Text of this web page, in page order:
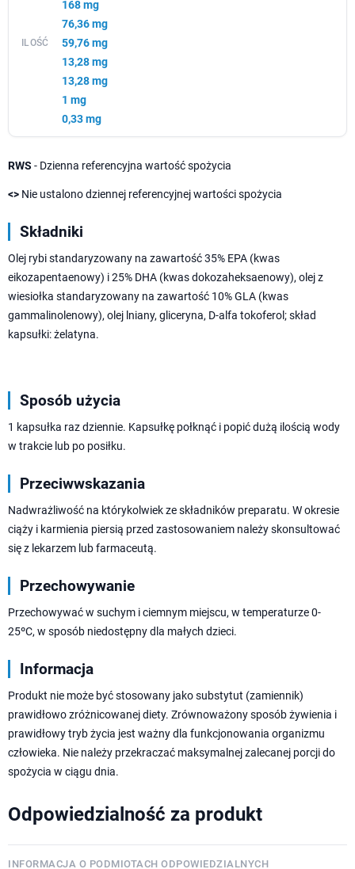
168 mg
76,36 mg
59,76 mg
13,28 mg
13,28 mg
1 mg
0,33 mg
RWS - Dzienna referencyjna wartość spożycia
<> Nie ustalono dziennej referencyjnej wartości spożycia
Składniki
Olej rybi standaryzowany na zawartość 35% EPA (kwas
eikozapentaenowy) i 25% DHA (kwas dokozaheksaenowy), olej z
wiesiołka standaryzowany na zawartość 10% GLA (kwas
gammalinolenowy), olej lniany, gliceryna, D-alfa tokoferol; skład
kapsułki: żelatyna.
Sposób użycia
1 kapsułka raz dziennie. Kapsułkę połknąć i popić dużą ilością wody
w trakcie lub po posiłku.
Przeciwwskazania
Nadwrażliwość na którykolwiek ze składników preparatu. W okresie
ciąży i karmienia piersią przed zastosowaniem należy skonsultować
się z lekarzem lub farmaceutą.
Przechowywanie
Przechowywać w suchym i ciemnym miejscu, w temperaturze 0-
25ºC, w sposób niedostępny dla małych dzieci.
Informacja
Produkt nie może być stosowany jako substytut (zamiennik)
prawidłowo zróżnicowanej diety. Zrównoważony sposób żywienia i
prawidłowy tryb życia jest ważny dla funkcjonowania organizmu
człowieka. Nie należy przekraczać maksymalnej zalecanej porcji do
spożycia w ciągu dnia.
Odpowiedzialność za produkt
INFORMACJA O PODMIOTACH ODPOWIEDZIALNYCH